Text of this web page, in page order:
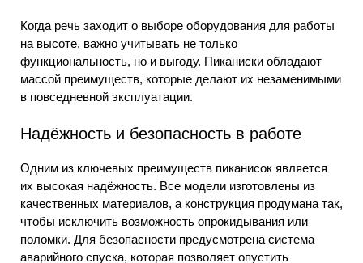
Когда речь заходит о выборе оборудования для работы
на высоте, важно учитывать не только
функциональность, но и выгоду. Пиканиски обладают
массой преимуществ, которые делают их незаменимыми
в повседневной эксплуатации.
Надёжность и безопасность в работе
Одним из ключевых преимуществ пиканисок является
их высокая надёжность. Все модели изготовлены из
качественных материалов, а конструкция продумана так,
чтобы исключить возможность опрокидывания или
поломки. Для безопасности предусмотрена система
аварийного спуска, которая позволяет опустить